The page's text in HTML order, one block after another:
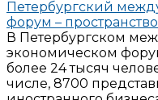
Петербургский
форум –
В Петербургском
экономическом
более 24 тысяч
числе, 8700